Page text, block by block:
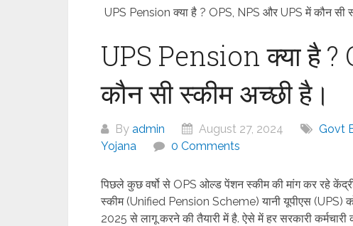
UPS Pension क्या है ? OPS, NPS और UPS में कौन सी
UPS Pension क्या है ?
कौन सी स्कीम अच्छी है।
By admin August 27, 2024 Govt
Yojana
0 Comments
पिछले कुछ वर्षो से OPS ओल्ड पेंशन स्कीम की मांग कर रहे
स्कीम (Unified Pension Scheme) यानी यूपीएस (UPS)
2025 से लागू करने की तैयारी में है. ऐसे में हर सरकारी